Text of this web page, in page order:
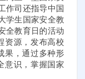
作司还指导中国
学生国家安全教
全教育日的活动
资源，发布高校
果，通过多种形
意识，掌握国家